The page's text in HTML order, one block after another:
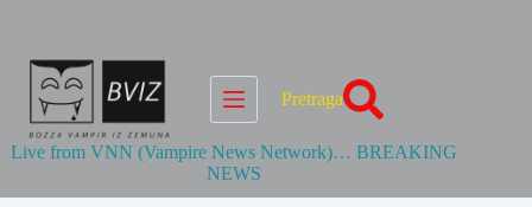
Pretraga
Live from VNN (Vampire News Network)… BREAKING
NEWS